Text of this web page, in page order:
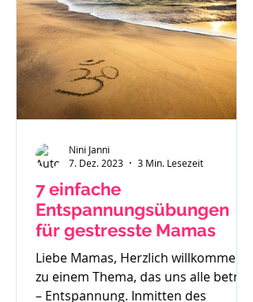
7 einfache
Entspannungsübungen
für gestresste Mamas
Liebe Mamas, Herzlich willkommen
zu einem Thema, das uns alle betrifft
– Entspannung. Inmitten des
Nini Janni
7. Dez. 2023
3 Min. Lesezeit